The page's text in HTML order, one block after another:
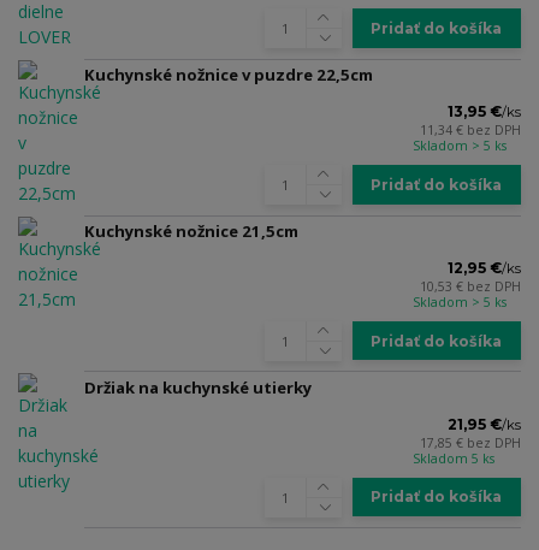
Pridať do košíka
Kuchynské nožnice v puzdre 22,5cm
13,95 €/ks
11,34 € bez DPH
Skladom > 5 ks
Pridať do košíka
Kuchynské nožnice 21,5cm
12,95 €/ks
10,53 € bez DPH
Skladom > 5 ks
Pridať do košíka
Držiak na kuchynské utierky
21,95 €/ks
17,85 € bez DPH
Skladom 5 ks
Pridať do košíka